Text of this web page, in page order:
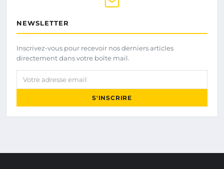
NEWSLETTER
Inscrivez-vous pour recevoir nos derniers articles
directement dans votre boîte mail.
Votre adresse email
S'INSCRIRE